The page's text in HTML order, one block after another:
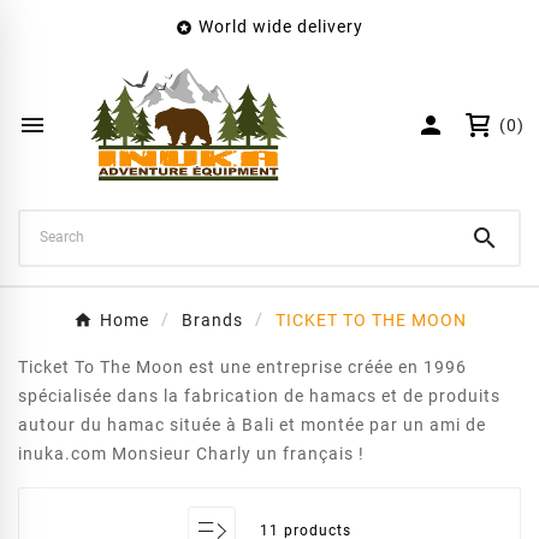
 World wide delivery
  (0)

Home Brands TICKET TO THE MOON
Ticket To The Moon est une entreprise créée en 1996
spécialisée dans la fabrication de hamacs et de produits
autour du hamac située à Bali et montée par un ami de
inuka.com Monsieur Charly un français !
11 products
Wishlist name